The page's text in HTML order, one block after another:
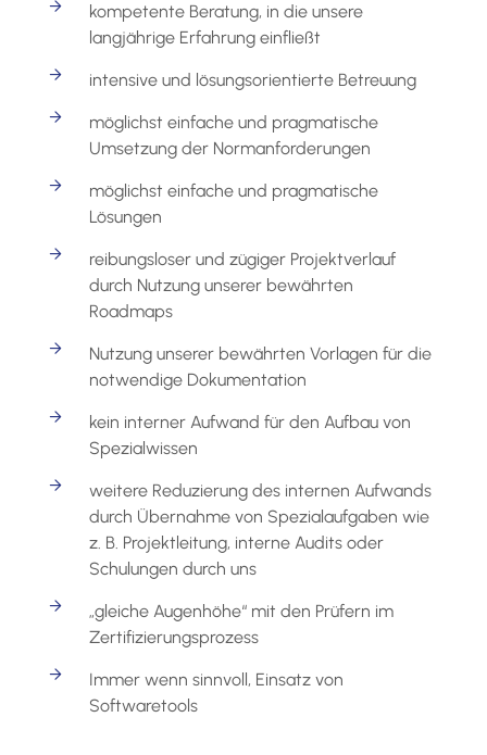
kompetente Beratung, in die unsere
langjährige Erfahrung einfließt
intensive und lösungsorientierte Betreuung
möglichst einfache und pragmatische
Umsetzung der Normanforderungen
möglichst einfache und pragmatische
Lösungen
reibungsloser und zügiger Projektverlauf
durch Nutzung unserer bewährten
Roadmaps
Nutzung unserer bewährten Vorlagen für die
notwendige Dokumentation
kein interner Aufwand für den Aufbau von
Spezialwissen
weitere Reduzierung des internen Aufwands
durch Übernahme von Spezialaufgaben wie
z. B. Projektleitung, interne Audits oder
Schulungen durch uns
„gleiche Augenhöhe“ mit den Prüfern im
Zertifizierungsprozess
Immer wenn sinnvoll, Einsatz von
Softwaretools